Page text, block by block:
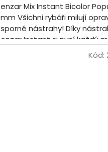
Mix Instant Bicolor
Všichni rybáři milují
nástrahy! Díky
Instant si nyní každý
vyzkoušet několik příchutí,Kód: